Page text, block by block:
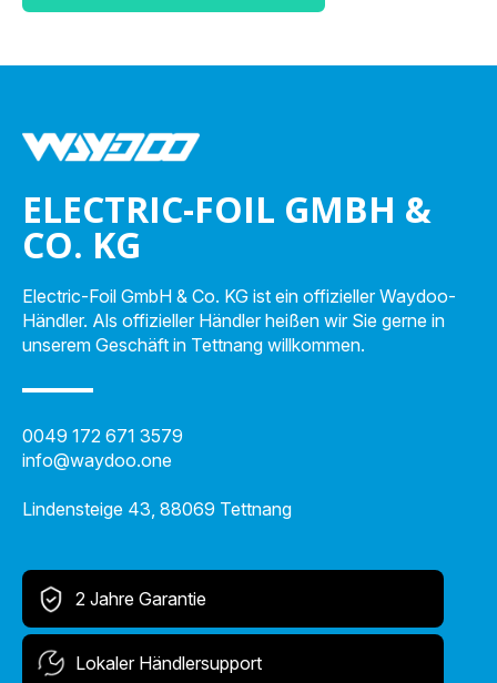
ELECTRIC-FOIL GMBH &
CO. KG
Electric-Foil GmbH & Co. KG ist ein offizieller Waydoo-
Händler. Als offizieller Händler heißen wir Sie gerne in
unserem Geschäft in Tettnang willkommen.
0049 172 671 3579
info@waydoo.one
Lindensteige 43, 88069 Tettnang
2 Jahre Garantie
Lokaler Händlersupport